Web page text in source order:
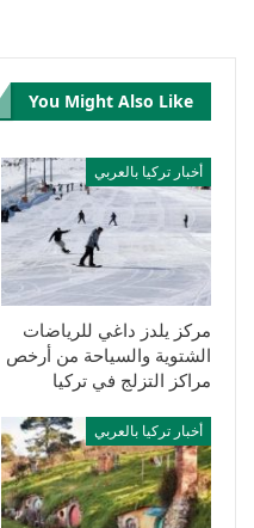
You Might Also Like
أخبار تركيا بالعربي
مركز يلدز داغي للرياضات
الشتوية والسياحة من أرخص
مراكز التزلج في تركيا
أخبار تركيا بالعربي